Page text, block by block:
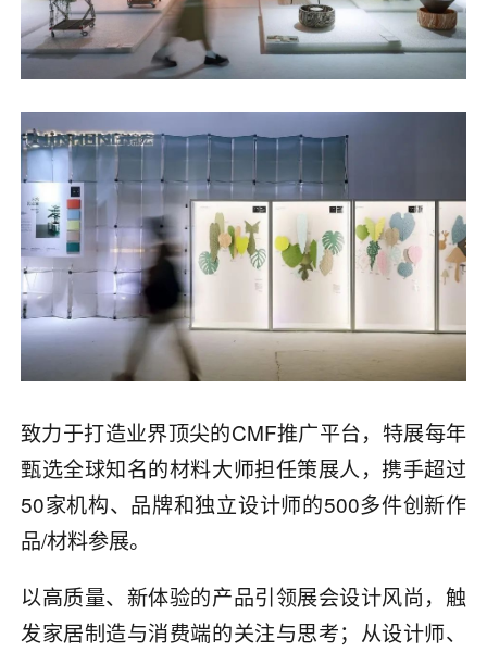
致力于打造业界顶尖的CMF推广平台，特展每年
甄选全球知名的材料大师担任策展人，携手超过
50家机构、品牌和独立设计师的500多件创新作
品/材料参展。
以高质量、新体验的产品引领展会设计风尚，触
发家居制造与消费端的关注与思考；从设计师、